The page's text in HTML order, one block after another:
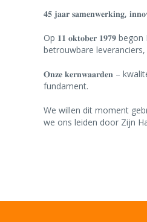
𝟒𝟓 𝐣𝐚𝐚𝐫 𝐬𝐚𝐦𝐞𝐧𝐰𝐞𝐫𝐤𝐢𝐧𝐠,
Op 𝟏𝟏 𝐨𝐤𝐭𝐨𝐛𝐞𝐫 𝟏𝟗𝟕𝟗
betrouwbare
𝐎𝐧𝐳𝐞 𝐤𝐞𝐫𝐧𝐰𝐚𝐚𝐫𝐝𝐞𝐧 –
fundament.
We willen dit moment
we ons leiden door Zijn